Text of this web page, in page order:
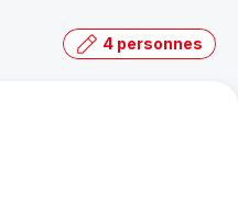
4 personnes